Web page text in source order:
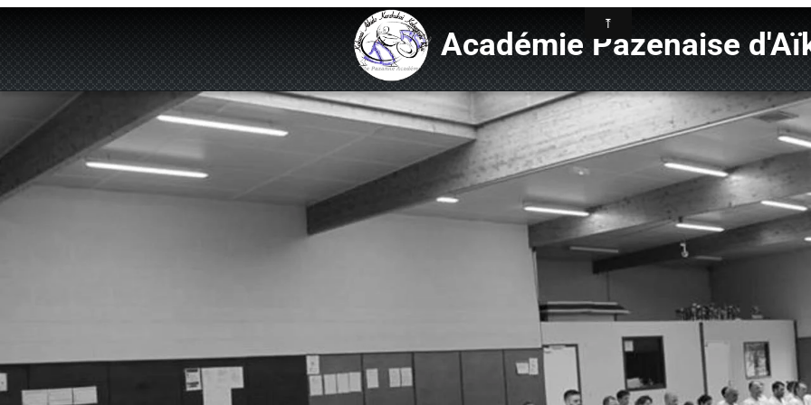
Académie Pazenaise